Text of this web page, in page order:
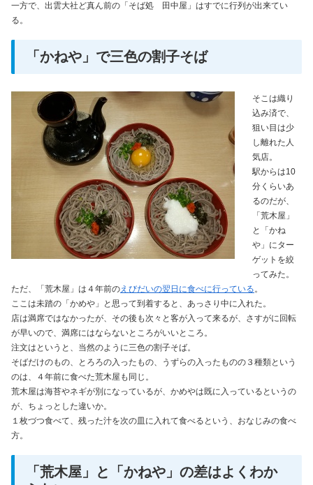
一方で、出雲大社ど真ん前の「そば処 田中屋」はすでに行列が出来てい
る。
「かねや」で三色の割子そば
そこは織り
込み済で、
狙い目は少
し離れた人
気店。
駅からは10
分くらいあ
るのだが、
「荒木屋」
と「かね
や」にター
ゲットを絞
ってみた。
ただ、「荒木屋」は４年前のえびだいの翌日に食べに行っている。
ここは未踏の「かめや」と思って到着すると、あっさり中に入れた。
店は満席ではなかったが、その後も次々と客が入って来るが、さすがに回転
が早いので、満席にはならないところがいいところ。
注文はというと、当然のように三色の割子そば。
そばだけのもの、とろろの入ったもの、うずらの入ったものの３種類という
のは、４年前に食べた荒木屋も同じ。
荒木屋は海苔やネギが別になっているが、かめやは既に入っているというの
が、ちょっとした違いか。
１枚づつ食べて、残った汁を次の皿に入れて食べるという、おなじみの食べ
方。
「荒木屋」と「かねや」の差はよくわか